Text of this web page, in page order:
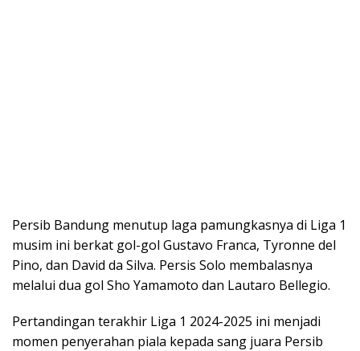
Persib Bandung menutup laga pamungkasnya di Liga 1
musim ini berkat gol-gol Gustavo Franca, Tyronne del
Pino, dan David da Silva. Persis Solo membalasnya
melalui dua gol Sho Yamamoto dan Lautaro Bellegio.
Pertandingan terakhir Liga 1 2024-2025 ini menjadi
momen penyerahan piala kepada sang juara Persib